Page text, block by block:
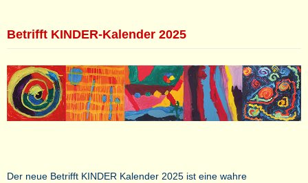
Betrifft KINDER-Kalender 2025
Der neue Betrifft KINDER Kalender 2025 ist eine wahre